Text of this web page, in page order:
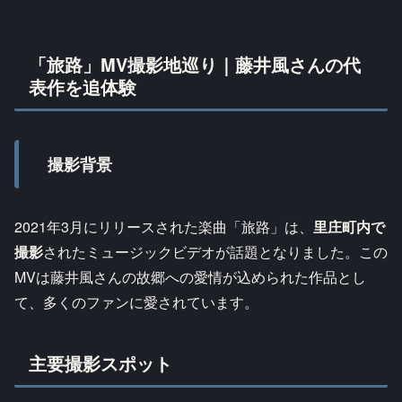
「旅路」MV撮影地巡り｜藤井風さんの代
表作を追体験
撮影背景
2021年3月にリリースされた楽曲「旅路」は、 里庄町内で
撮影されたミュージックビデオが話題となりました。この
MVは藤井風さんの故郷への愛情が込められた作品とし
て、多くのファンに愛されています。
主要撮影スポット